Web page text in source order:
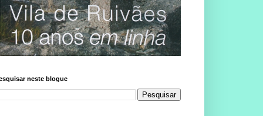
neste blogue